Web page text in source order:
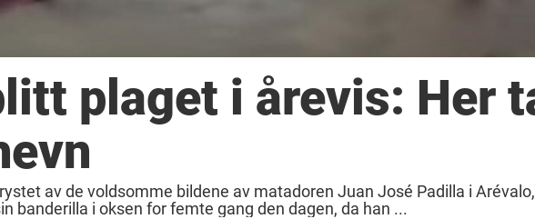
plaget i årevis: Her
av de voldsomme bildene av matadoren Juan José Padilla i
banderilla i oksen for femte gang den dagen, da han ...